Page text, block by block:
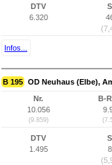
DTV
6.320
Infos...
B 195 OD Neuhaus (Elbe),
Nr.
10.056
(9.859)
B-
DTV
1.495